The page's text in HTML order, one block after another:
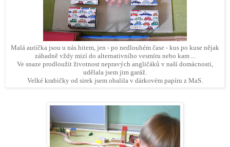
Malá autíčka jsou u nás hitem, jen - po nedlouhém čase - kus po kuse nějak
záhadně vždy mizí do alternativního vesmíru nebo kam ...
Ve snaze prodloužit životnost nepravých angličáků v naší domácnosti,
udělala jsem jim garáž.
Velké krabičky od sirek jsem obalila v dárkovém papíru z MaS.